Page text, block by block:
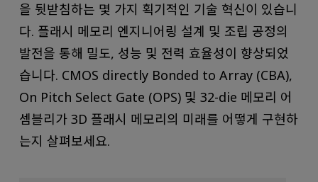
을 뒷받침하는 몇 가지 획기적인 기술 혁신이 있습니
다. 플래시 메모리 엔지니어링 설계 및 조립 공정의
발전을 통해 밀도, 성능 및 전력 효율성이 향상되었
습니다. CMOS directly Bonded to Array (CBA),
On Pitch Select Gate (OPS) 및 32-die 메모리 어
셈블리가 3D 플래시 메모리의 미래를 어떻게 구현하
는지 살펴보세요.